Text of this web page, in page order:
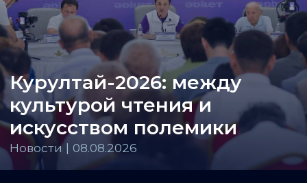
Курултай-2026: между
культурой чтения и
искусством полемики
Новости | 08.08.2026